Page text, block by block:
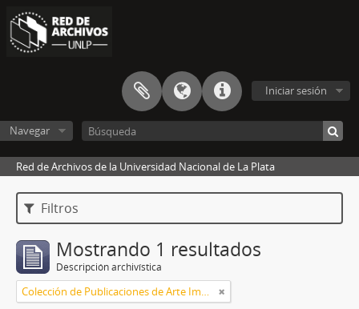
Iniciar sesión
Navegar
Red de Archivos de la Universidad Nacional de La Plata
Filtros
Mostrando 1 resultados
Descripción archivística
Colección de Publicaciones de Arte Impreso